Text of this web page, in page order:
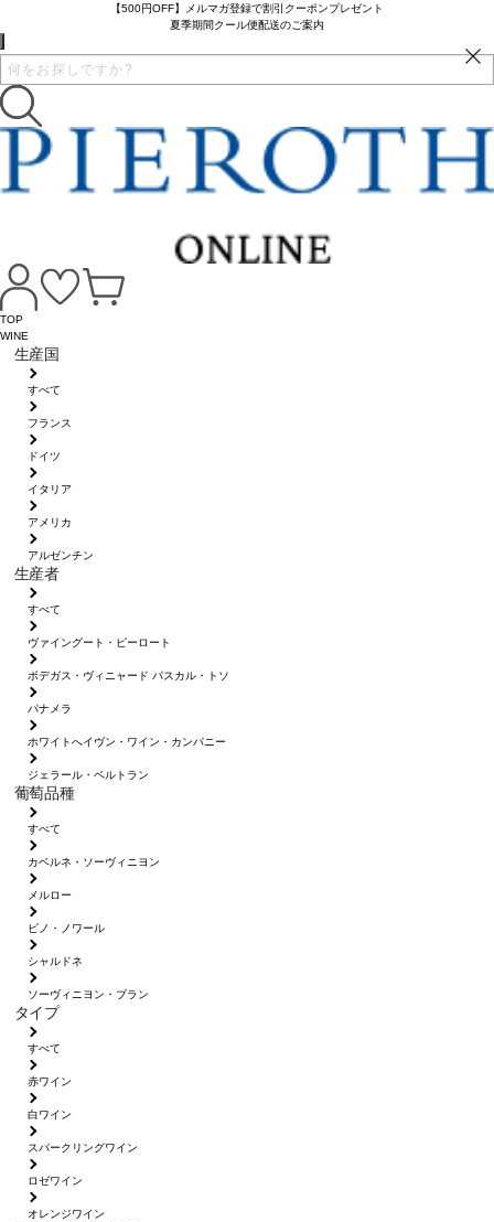
【500円OFF】メルマガ登録で割引クーポンプレゼント
夏季期間クール便配送のご案内
TOP
WINE
生産国
すべて
フランス
ドイツ
イタリア
アメリカ
アルゼンチン
生産者
すべて
ヴァイングート・ピーロート
ボデガス・ヴィニャード パスカル・トソ
パナメラ
ホワイトへイヴン・ワイン・カンパニー
ジェラール・ベルトラン
葡萄品種
すべて
カベルネ・ソーヴィニヨン
メルロー
ピノ・ノワール
シャルドネ
ソーヴィニヨン・ブラン
タイプ
すべて
赤ワイン
白ワイン
スパークリングワイン
ロゼワイン
オレンジワイン